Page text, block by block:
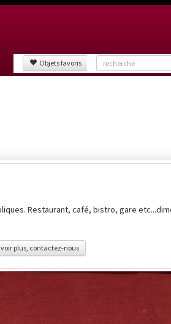
Objets favoris
Restaurant, café, bistro, gare
plus, contactez-nous